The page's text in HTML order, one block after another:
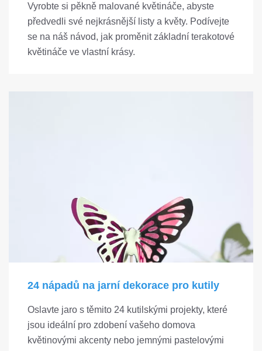
Vyrobte si pěkně malované květináče, abyste
předvedli své nejkrásnější listy a květy. Podívejte
se na náš návod, jak proměnit základní terakotové
květináče ve vlastní krásy.
24 nápadů na jarní dekorace pro kutily
Oslavte jaro s těmito 24 kutilskými projekty, které
jsou ideální pro zdobení vašeho domova
květinovými akcenty nebo jemnými pastelovými